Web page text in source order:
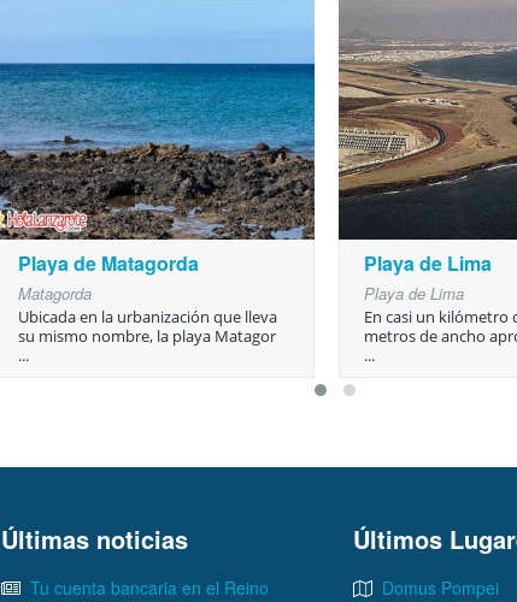
Playa de Matagorda
Matagorda
Ubicada en la urbanización que lleva
su mismo nombre, la playa Matagor
...
Playa de Lima
Playa de Lima
En casi un kilómetro
metros de ancho
...
Últimas noticias
Tu cuenta bancaria en el Reino
Últimos
Domus Pompei